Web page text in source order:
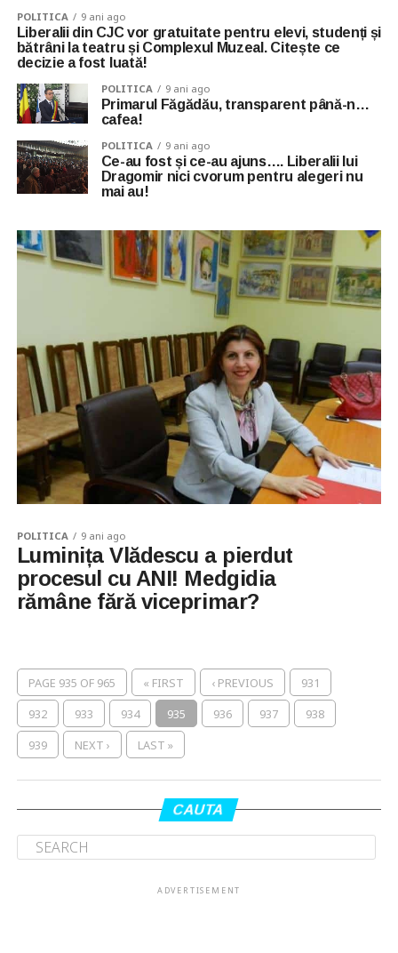
POLITICA 9 ani ago
Liberalii din CJC vor gratuitate pentru elevi, studenți și
bătrâni la teatru și Complexul Muzeal. Citește ce
decizie a fost luată!
POLITICA 9 ani ago
Primarul Făgădău, transparent până-n…
cafea!
POLITICA 9 ani ago
Ce-au fost și ce-au ajuns…. Liberalii lui
Dragomir nici cvorum pentru alegeri nu
mai au!
POLITICA 9 ani ago
Luminița Vlădescu a pierdut
procesul cu ANI! Medgidia
rămâne fără viceprimar?
PAGE 935 OF 965 « FIRST ‹ PREVIOUS
931
932
933 934 935 936 937
938
939
NEXT › LAST »
CAUTA
ADVERTISEMENT